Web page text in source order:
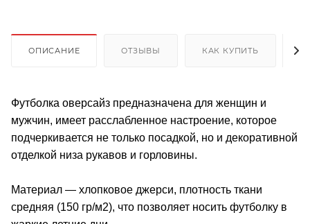
ОПИСАНИЕ ОТЗЫВЫ КАК КУПИТЬ
Футболка оверсайз предназначена для женщин и
мужчин, имеет расслабленное настроение, которое
подчеркивается не только посадкой, но и декоративной
отделкой низа рукавов и горловины.
Материал — хлопковое джерси, плотность ткани
средняя (150 гр/м2), что позволяет носить футболку в